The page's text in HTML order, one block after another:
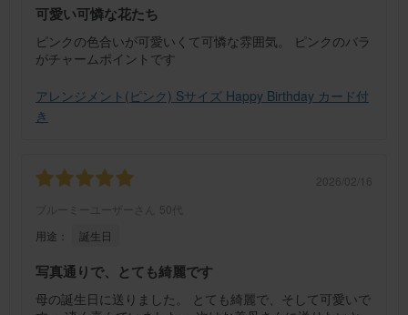
可愛い可憐な花たち
ピンクの色合いが可愛いくて可憐な雰囲気。 ピンクのバラ
がチャームポイントです
アレンジメント(ピンク) Sサイズ Happy Birthday カード付
き
2026/02/16
ブルーミーユーザーさん
50代
用途：
誕生日
写真通りで、とても綺麗です
母の誕生日に送りました。 とても綺麗で、そして可愛いで